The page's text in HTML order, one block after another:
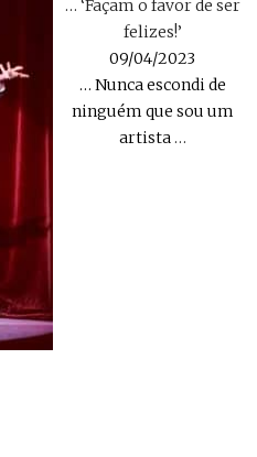
… ‘Façam o favor de ser
felizes!’
09/04/2023
… Nunca escondi de
ninguém que sou um
artista…